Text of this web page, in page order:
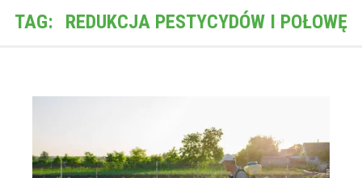
TAG: REDUKCJA PESTYCYDÓW I POŁOWĘ